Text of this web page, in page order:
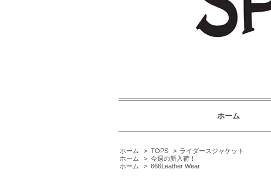
ホーム
ホーム > TOPS > ライダースジャケット
ホーム
> 今週の新入荷！
ホーム
> 666Leather Wear